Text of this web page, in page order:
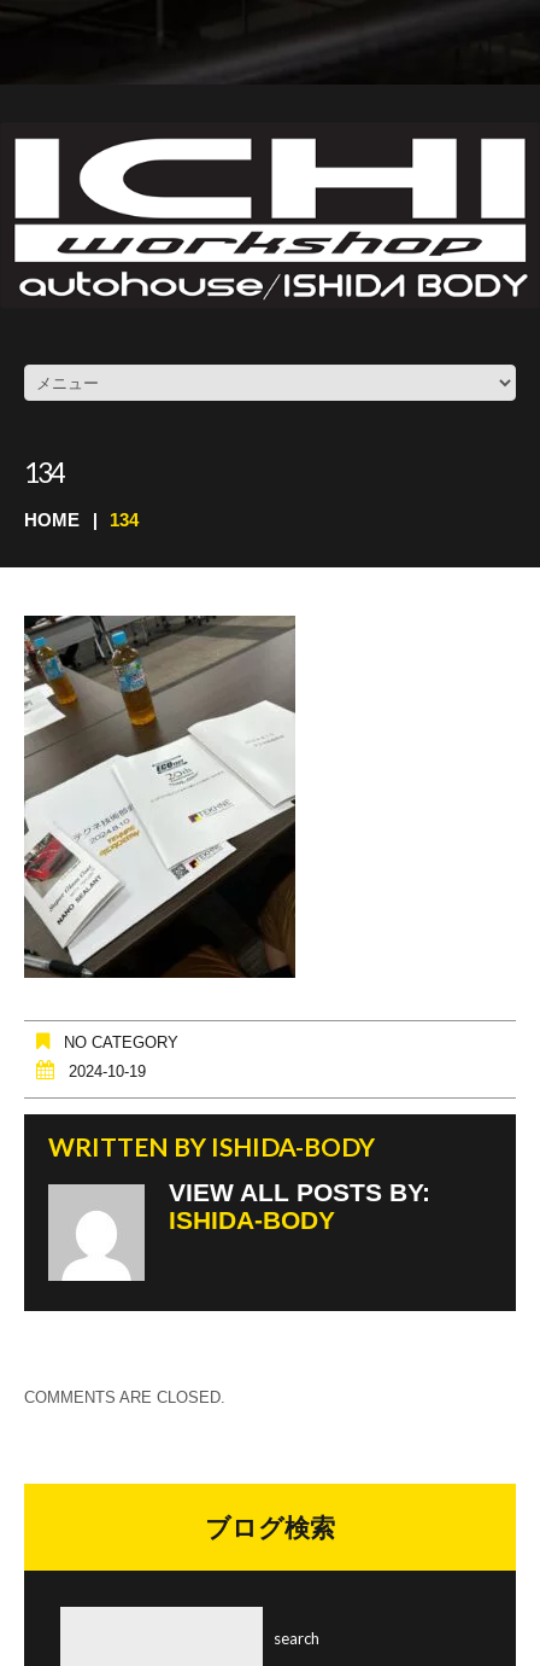
134
HOME 134
NO CATEGORY
2024-10-19
WRITTEN BY ISHIDA-BODY
VIEW ALL POSTS BY:
ISHIDA-BODY
COMMENTS ARE CLOSED.
ブログ検索